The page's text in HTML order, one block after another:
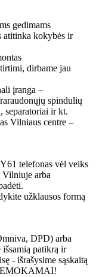
gedimams
atitinka kokybės ir
dirbame jau
įranga –
spindulių
separatoriai ir kt.
Vilniaus centre –
telefonas vėl veiks
arba
užklausos formą
DPD) arba
patikrą ir
- išrašysime sąskaitą